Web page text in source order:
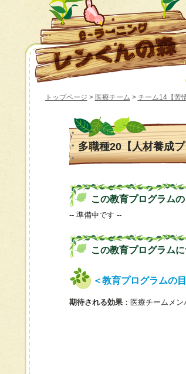
トップページ > 医療チーム > チーム14【苦
多職種20【人材養成
この教育プログラム
-- 準備中です --
この教育プログラム
＜教育プログラムの
期待される効果 ：医療チームメ